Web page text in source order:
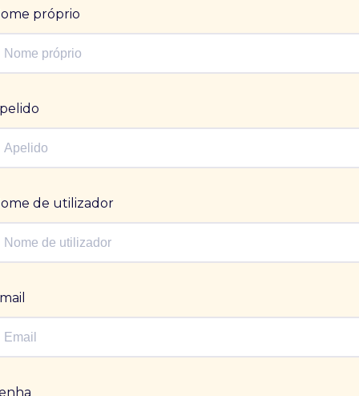
próprio
de utilizador